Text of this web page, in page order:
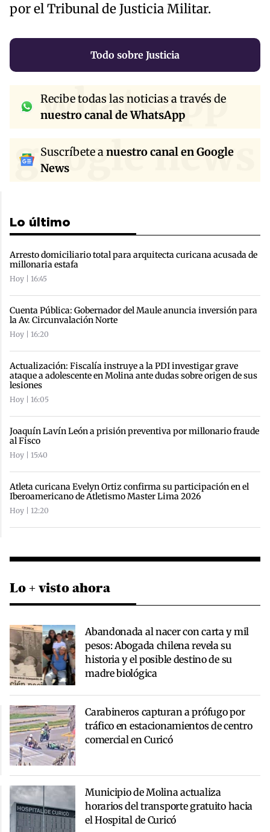
por el Tribunal de Justicia Militar.
Todo sobre Justicia
whatsapp
Recibe todas las noticias a través de
nuestro canal de WhatsApp
google news
Suscríbete anuestro canal en Google
News
Lo último
Arresto domiciliario total para arquitecta curicana acusada de
millonaria estafa
Hoy | 16:45
Cuenta Pública: Gobernador del Maule anuncia inversión para
la Av. Circunvalación Norte
Hoy | 16:20
Actualización: Fiscalía instruye a la PDI investigar grave
ataque a adolescente en Molina ante dudas sobre origen de sus
lesiones
Hoy | 16:05
Joaquín Lavín León a prisión preventiva por millonario fraude
al Fisco
Hoy | 15:40
Atleta curicana Evelyn Ortiz confirma su participación en el
Iberoamericano de Atletismo Master Lima 2026
Hoy | 12:20
Lo + visto ahora
Abandonada al nacer con carta y mil
pesos: Abogada chilena revela su
historia y el posible destino de su
madre biológica
Carabineros capturan a prófugo por
tráfico en estacionamientos de centro
comercial en Curicó
Municipio de Molina actualiza
horarios del transporte gratuito hacia
el Hospital de Curicó